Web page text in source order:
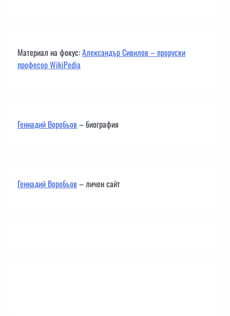
Материал на фокус:Александър Сивилов – проруски
професор WikiPedia
Геннадий Воробьов– биография
Геннадий Воробьов– личен сайт